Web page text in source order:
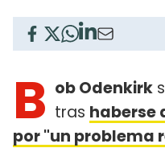
B ob Odenkirk
tras haberse
por "un problema